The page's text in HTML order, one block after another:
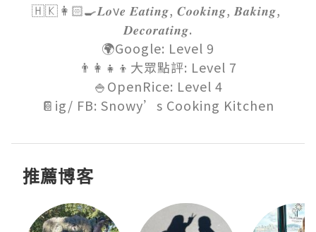
🇭🇰👩🏻‍🍳𝑳𝒐v𝒆 𝑬𝒂𝒕𝒊𝒏𝒈, 𝑪𝒐𝒐𝒌𝒊𝒏𝒈, 𝑩𝒂𝒌𝒊𝒏𝒈,
𝑫𝒆𝒄𝒐𝒓𝒂𝒕𝒊𝒏𝒈.
🌍Google: Level 9
👨‍👩‍👧‍👦大眾點評: Level 7
🍚OpenRice: Level 4
📔ig/ FB: Snowy’s Cooking Kitchen
推薦博客